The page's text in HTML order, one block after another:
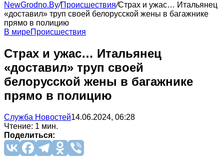
NewGrodno.By/Происшествия/Страх и ужас… Итальянец
«доставил» труп своей белорусской жены в багажнике
прямо в полицию
В миреПроисшествия
Страх и ужас… Итальянец
«доставил» труп своей
белорусской жены в багажнике
прямо в полицию
Служба Новостей14.06.2024, 06:28
Чтение: 1 мин.
Поделиться: